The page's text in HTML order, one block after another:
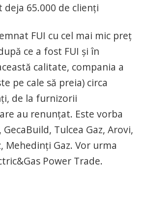
deja 65.000 de clienți
FUI cu cel mai mic preț
ce a fost FUI și în
calitate, compania a
pe cale să preia) circa
de la furnizorii
au renunțat. Este vorba
Tulcea Gaz, Arovi,
Mehedinți Gaz. Vor urma
Power Trade.